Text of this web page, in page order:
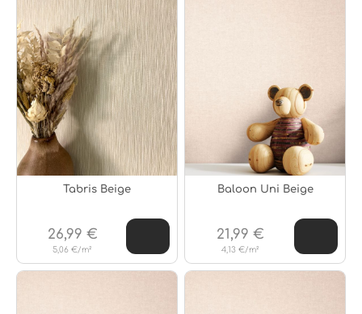
Tabris Beige
5,06 €/m²
26,99 €
Baloon Uni Beige
4,13 €/m²
21,99 €